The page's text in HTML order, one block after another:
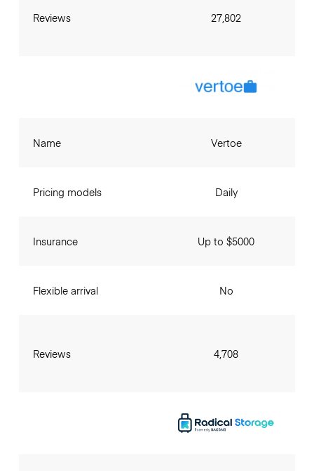
Reviews 27,802
Name
Pricing models
Insurance
Flexible arrival
Reviews
Vertoe
Daily
Up to $5000
No
4,708